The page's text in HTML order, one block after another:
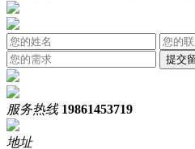
服务热线 19861453719
地址